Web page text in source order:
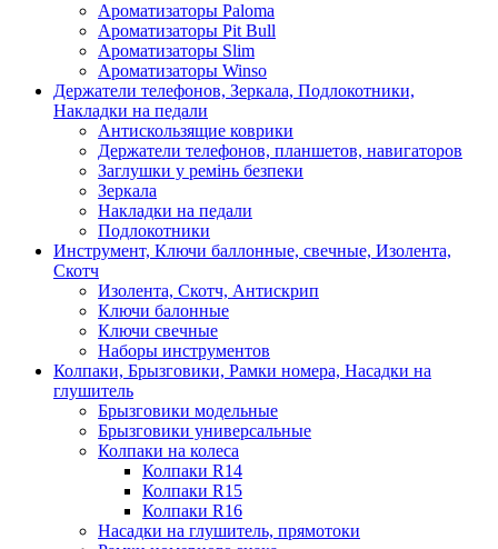
Ароматизаторы Paloma
Ароматизаторы Pit Bull
Ароматизаторы Slim
Ароматизаторы Winso
Держатели телефонов, Зеркала, Подлокотники,
Накладки на педали
Антискользящие коврики
Держатели телефонов, планшетов, навигаторов
Заглушки у ремінь безпеки
Зеркала
Накладки на педали
Подлокотники
Инструмент, Ключи баллонные, свечные, Изолента,
Скотч
Изолента, Скотч, Антискрип
Ключи балонные
Ключи свечные
Наборы инструментов
Колпаки, Брызговики, Рамки номера, Насадки на
глушитель
Брызговики модельные
Брызговики универсальные
Колпаки на колеса
Колпаки R14
Колпаки R15
Колпаки R16
Насадки на глушитель, прямотоки